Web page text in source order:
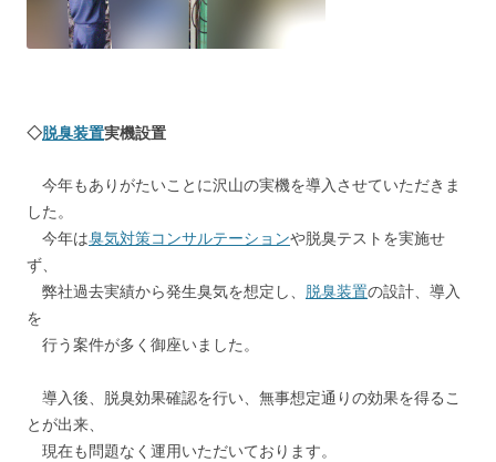
◇脱臭装置実機設置
今年もありがたいことに沢山の実機を導入させていただきま
した。
今年は臭気対策コンサルテーションや脱臭テストを実施せ
ず、
弊社過去実績から発生臭気を想定し、 脱臭装置の設計、導入
を
行う案件が多く御座いました。
導入後、脱臭効果確認を行い、無事想定通りの効果を得るこ
とが出来、
現在も問題なく運用いただいております。